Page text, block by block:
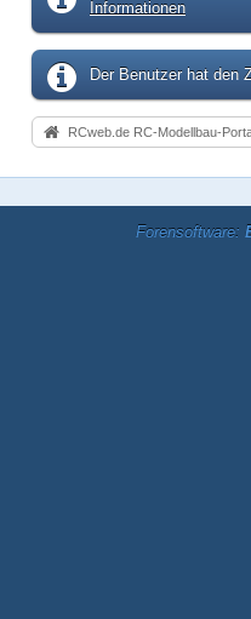
Informationen
Der Benutzer hat den
RCweb.de RC-Modellbau-
Forensoftware: